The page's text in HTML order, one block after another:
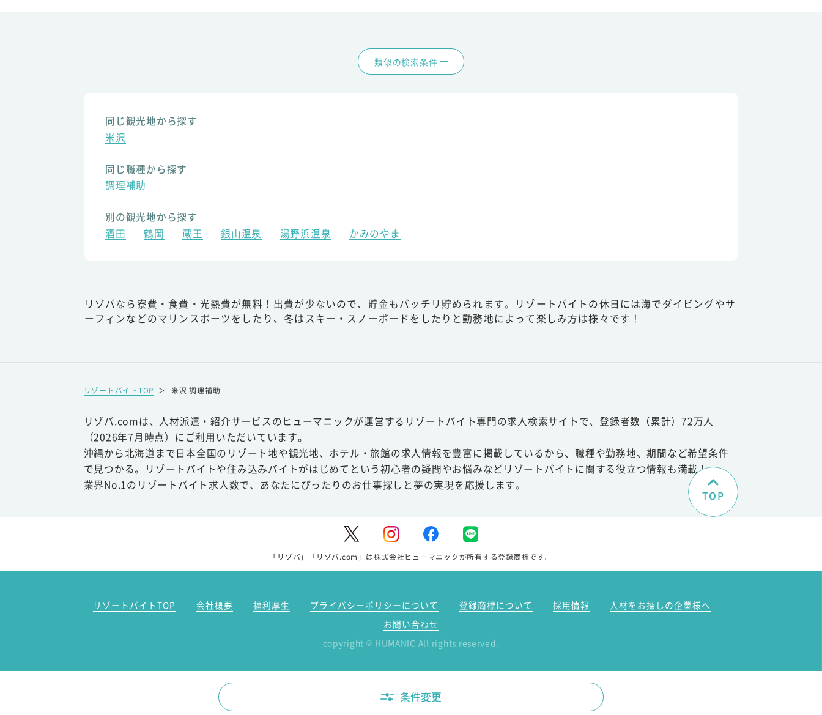
類似の検索条件
同じ観光地から探す
米沢
同じ職種から探す
調理補助
別の観光地から探す
酒田
鶴岡 蔵王 銀山温泉 湯野浜温泉 かみのやま
リゾバなら寮費・食費・光熱費が無料！出費が少ないので、貯金もバッチリ貯められます。リゾートバイトの休日には海でダイビングやサ
ーフィンなどのマリンスポーツをしたり、冬はスキー・スノーボードをしたりと勤務地によって楽しみ方は様々です！
リゾートバイトTOP ＞ 米沢 調理補助
リゾバ.comは、人材派遣・紹介サービスのヒューマニックが運営するリゾートバイト専門の求人検索サイトで、登録者数（累計）72万人
（2026年7月時点）にご利用いただいています。
沖縄から北海道まで日本全国のリゾート地や観光地、ホテル・旅館の求人情報を豊富に掲載しているから、職種や勤務地、期間など希望条件
で見つかる。リゾートバイトや住み込みバイトがはじめてという初心者の疑問やお悩みなどリゾートバイトに関する役立つ情報も満載！
業界No.1のリゾートバイト求人数で、あなたにぴったりのお仕事探しと夢の実現を応援します。
TOP
「リゾバ」「リゾバ.com」は株式会社ヒューマニックが所有する登録商標です。
リゾートバイトTOP 会社概要 福利厚生 プライバシーポリシーについて 登録商標について 採用情報
人材をお探しの企業様へ
お問い合わせ
copyright © HUMANIC All rights reserved.
条件変更